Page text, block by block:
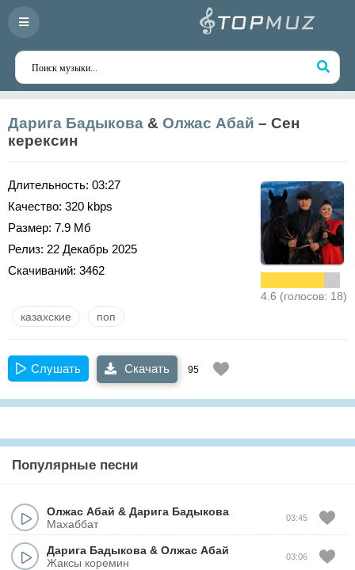
Дарига Бадыкова & Олжас Абай – Сен
керексин
Длительность: 03:27
Качество: 320 kbps
Размер: 7.9 Мб
Релиз: 22 Декабрь 2025
Скачиваний: 3462
4.6 (голосов: 18)
казахские поп
Слушать Скачать 95
Популярные песни
Олжас Абай & Дарига Бадыкова
Махаббат
03:45
Дарига Бадыкова & Олжас Абай
Жаксы коремин
03:06